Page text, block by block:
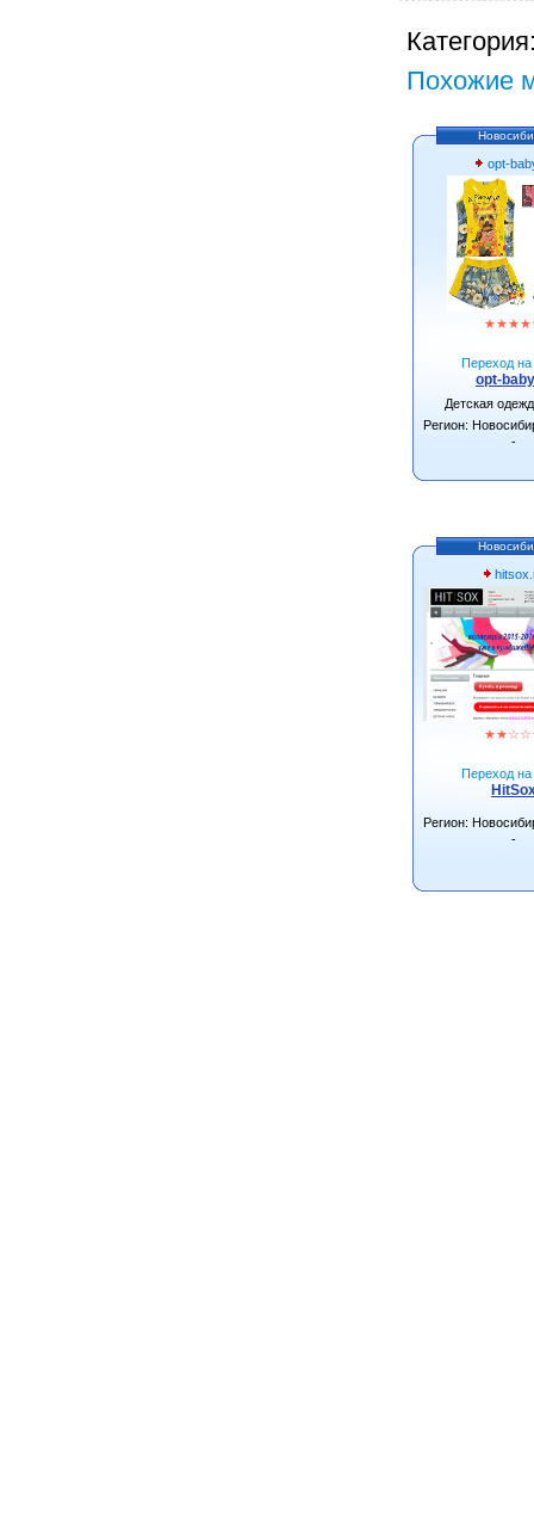
Похожие
opt-
★★★★
Переход на
opt-
Детская
Регион:
-
★★☆☆
Переход на
Регион:
-